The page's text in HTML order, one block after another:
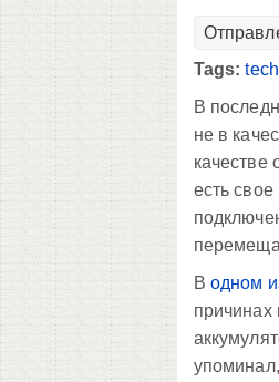
Tags:
В
не в
качестве
есть
Водном
причинах